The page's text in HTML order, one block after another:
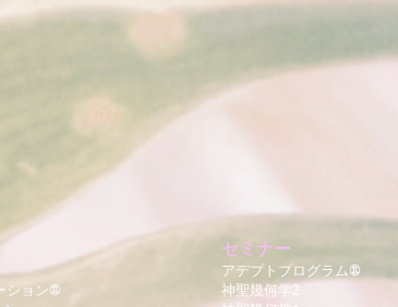
ション®
​セミナー
アデプトプログラム®
神聖幾何学2